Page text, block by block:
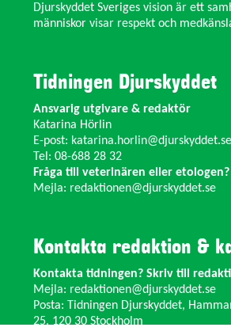
Djurskyddet Sveriges vision är ett
människor visar respekt och
Tidningen Djurskyddet
Ansvarig utgivare & redaktör
Katarina Hörlin
E-post: katarina.horlin@djurskyddet.se
Tel: 08-688 28 32
Fråga till veterinären eller etologen?
Mejla: redaktionen@djurskyddet.se
Kontakta redaktion &
Kontakta tidningen? Skriv till
Mejla: redaktionen@djurskyddet.se
Posta: Tidningen Djurskyddet,
25, 120 30 Stockholm